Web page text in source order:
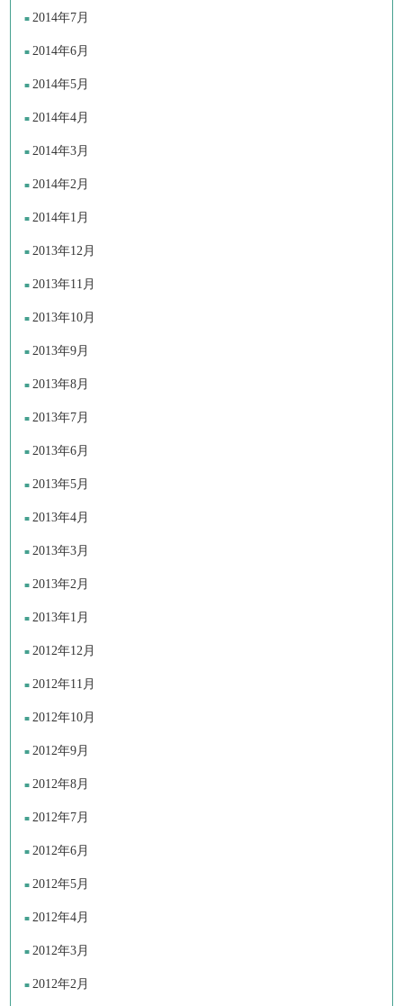
2014年7月
2014年6月
2014年5月
2014年4月
2014年3月
2014年2月
2014年1月
2013年12月
2013年11月
2013年10月
2013年9月
2013年8月
2013年7月
2013年6月
2013年5月
2013年4月
2013年3月
2013年2月
2013年1月
2012年12月
2012年11月
2012年10月
2012年9月
2012年8月
2012年7月
2012年6月
2012年5月
2012年4月
2012年3月
2012年2月